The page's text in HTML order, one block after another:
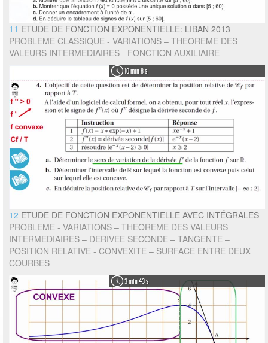
11 ETUDE DE FONCTION EXPONENTIELLE: LIBAN 2013
PROBLEME CLASSIQUE - VARIATIONS – THEOREME DES
VALEURS INTERMEDIAIRES - FONCTION AUXILIAIRE
10 min 8 s
12 ETUDE DE FONCTION EXPONENTIELLE AVEC INTÉGRALES
PROBLEME - VARIATIONS – THEOREME DES VALEURS
INTERMEDIAIRES – DERIVEE SECONDE – TANGENTE –
POSITION RELATIVE - CONVEXITE – SURFACE ENTRE DEUX
COURBES
3 min 43 s